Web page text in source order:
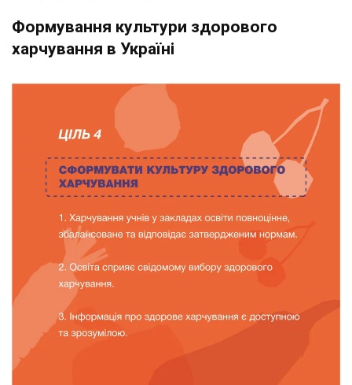
Формування культури здорового
харчування в Україні